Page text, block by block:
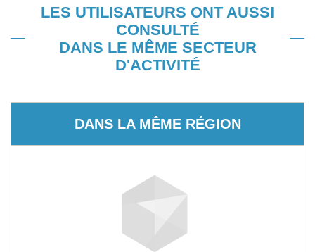
LES UTILISATEURS ONT AUSSI
CONSULTÉ
DANS LE MÊME SECTEUR
D'ACTIVITÉ
DANS LA MÊME RÉGION